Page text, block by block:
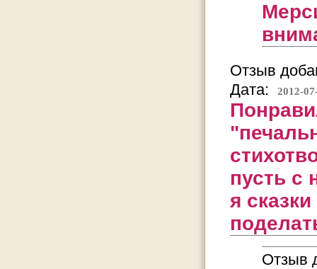
Отзыв
Дата:
2012-
пусть с
я
Отзыв